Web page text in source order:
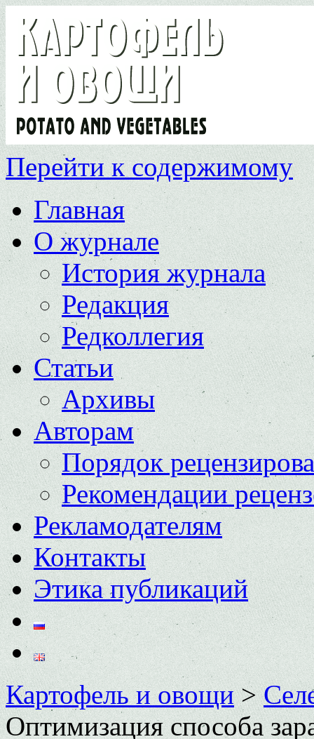
Перейти к содержимому
Главная
О журнале
История журнала
Редакция
Редколлегия
Статьи
Архивы
Авторам
Порядок
Рекомендации
Рекламодателям
Контакты
Этика публикаций
Картофель и овощи>
Оптимизация способа